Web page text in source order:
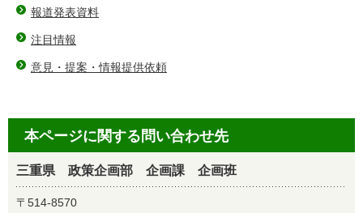
報道発表資料
注目情報
意見・提案・情報提供依頼
本ページに関する問い合わせ先
三重県 政策企画部 企画課 企画班
〒514-8570